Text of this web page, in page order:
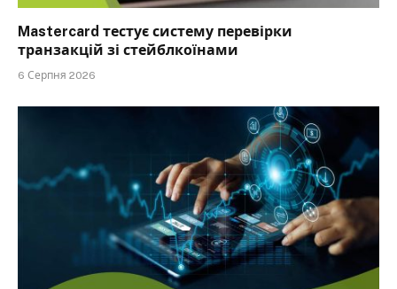
Mastercard тестує систему перевірки
транзакцій зі стейблкоїнами
6 Серпня 2026